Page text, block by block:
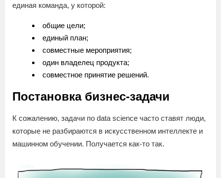
единая команда, у которой:
общие цели;
единый план;
совместные мероприятия;
один владелец продукта;
совместное принятие решений.
Постановка бизнес-задачи
К сожалению, задачи по data science часто ставят люди,
которые не разбираются в искусственном интеллекте и
машинном обучении. Получается как-то так.